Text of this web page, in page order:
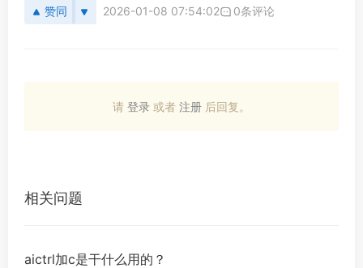
赞同 2026-01-08 07:54:02 0条评论
请 登录 或者 注册 后回复。
相关问题
aictrl加c是干什么用的？